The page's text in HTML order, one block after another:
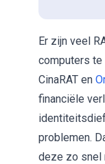
Er zijn veel
computers te
CinaRAT en
financiële
problemen.
deze zo snel